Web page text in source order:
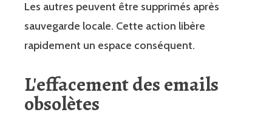
Les autres peuvent être supprimés après
sauvegarde locale. Cette action libère
rapidement un espace conséquent.
L'effacement des emails
obsolètes